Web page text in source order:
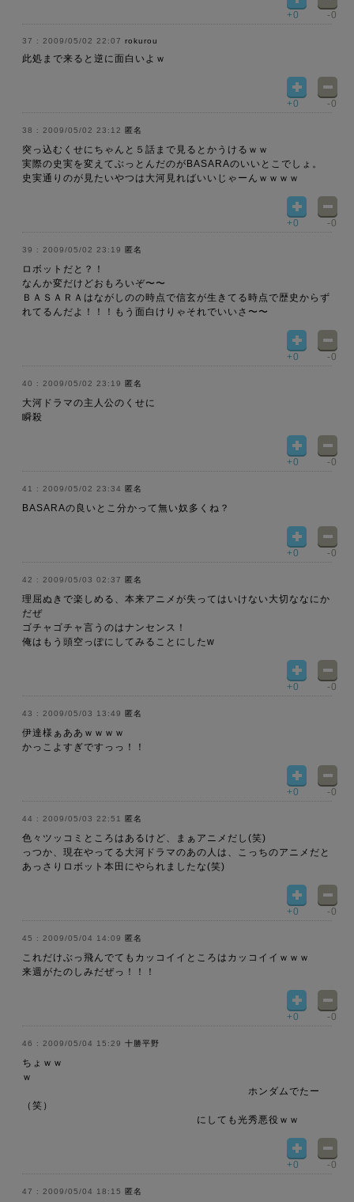
+0 -0
2009/05/02 22:07 rokurou
此処まで来ると逆に面白いよｗ
+0 -0
2009/05/02 23:12 匿名
突っ込むくせにちゃんと５話まで見るとかうけるｗｗ
実際の史実を変えてぶっとんだのがBASARAのいいとこでしょ。
史実通りのが見たいやつは大河見ればいいじゃーんｗｗｗｗ
+0 -0
2009/05/02 23:19 匿名
ロボットだと？！
なんか変だけどおもろいぞ〜〜
ＢＡＳＡＲＡはながしのの時点で信玄が生きてる時点で歴史からず
れてるんだよ！！！もう面白けりゃそれでいいさ〜〜
+0 -0
2009/05/02 23:19 匿名
大河ドラマの主人公のくせに
瞬殺
+0 -0
2009/05/02 23:34 匿名
BASARAの良いとこ分かって無い奴多くね？
+0 -0
2009/05/03 02:37 匿名
理屈ぬきで楽しめる、本来アニメが失ってはいけない大切ななにか
だぜ
ゴチャゴチャ言うのはナンセンス！
俺はもう頭空っぽにしてみることにしたw
+0 -0
2009/05/03 13:49 匿名
伊達様ぁああｗｗｗｗ
かっこよすぎですっっ！！
+0 -0
2009/05/03 22:51 匿名
色々ツッコミところはあるけど、まぁアニメだし(笑)
っつか、現在やってる大河ドラマのあの人は、こっちのアニメだと
あっさりロボット本田にやられましたな(笑)
+0 -0
2009/05/04 14:09 匿名
これだけぶっ飛んでてもカッコイイところはカッコイイｗｗｗ
来週がたのしみだぜっ！！！
+0 -0
2009/05/04 15:29 十勝平野
ちょｗｗ
ｗ
ホンダムでたー
（笑）
にしても光秀悪役ｗｗ
+0 -0
2009/05/04 18:15 匿名